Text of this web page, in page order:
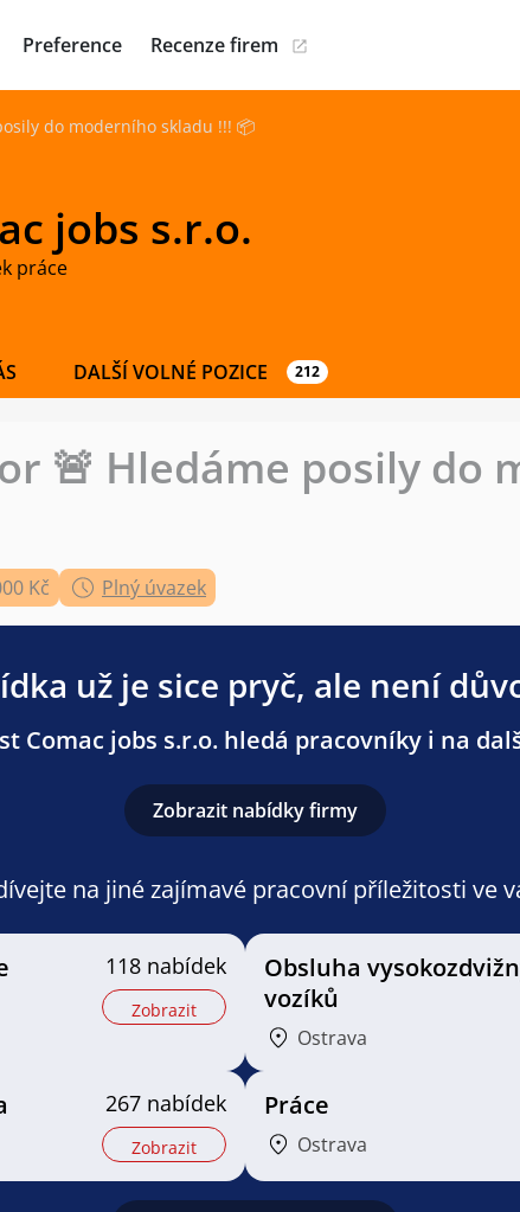
Preference Recenze firem
do moderního skladu !!! 📦
jobs s.r.o.
práce
DALŠÍ VOLNÉ POZICE 212
🚨 Hledáme posily do
Kč Plný úvazek
už je sice pryč, ale není
Comac jobs s.r.o. hledá pracovníky i na
Zobrazit nabídky firmy
na jiné zajímavé pracovní příležitosti ve
118 nabídek
Zobrazit
Obsluha
vozíků
Ostrava
267 nabídek
Zobrazit
Práce
Ostrava